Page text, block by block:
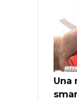
Una